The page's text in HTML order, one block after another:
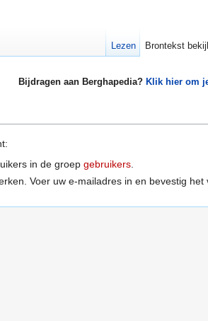
Bijdragen aan Berghapedia? Klik hier om
in de groepgebruikers.
Voer uw e-mailadres in en bevestig
Lezen Brontekst